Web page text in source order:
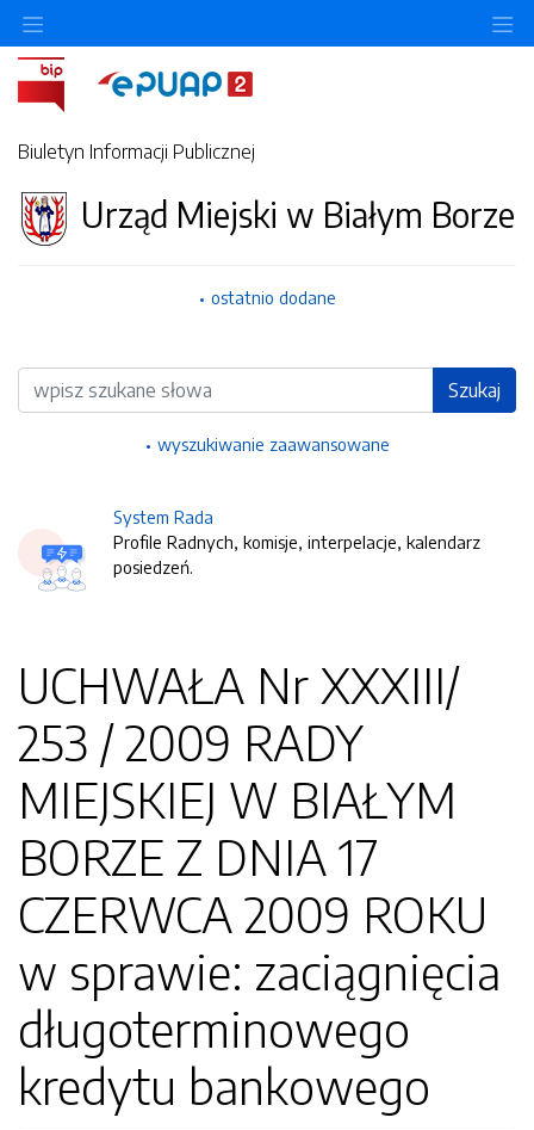
Biuletyn Informacji Publicznej
Urząd Miejski w Białym Borze
ostatnio dodane
Wyszukiwarka Szukaj
wyszukiwanie zaawansowane
System Rada
Profile Radnych, komisje, interpelacje, kalendarz
posiedzeń.
UCHWAŁA Nr XXXIII/
253 / 2009 RADY
MIEJSKIEJ W BIAŁYM
BORZE Z DNIA 17
CZERWCA 2009 ROKU
w sprawie: zaciągnięcia
długoterminowego
kredytu bankowego